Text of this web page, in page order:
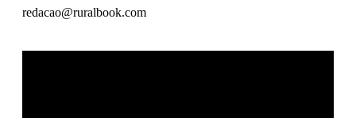
redacao@ruralbook.com